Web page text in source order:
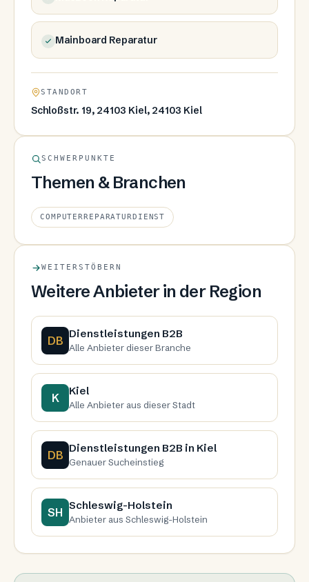
Mainboard Reparatur
STANDORT
Schloßstr. 19, 24103 Kiel, 24103 Kiel
SCHWERPUNKTE
Themen & Branchen
COMPUTERREPARATURDIENST
WEITERSTÖBERN
Weitere Anbieter in der Region
DB Dienstleistungen B2B
Alle Anbieter dieser Branche
K Kiel
Alle Anbieter aus dieser Stadt
DB Dienstleistungen B2B in Kiel
Genauer Sucheinstieg
SH Schleswig-Holstein
Anbieter aus Schleswig-Holstein